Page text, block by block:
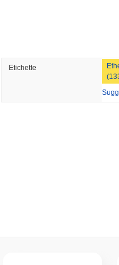
Street stanno ora
approfondiscono
Possano Stakeare
Etichette